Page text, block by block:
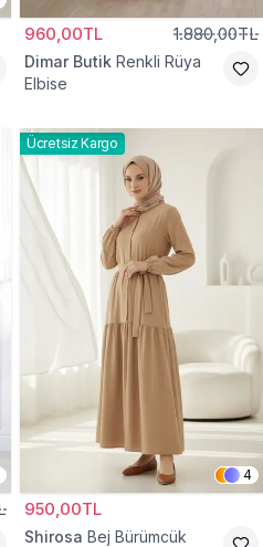
960,00TL 1.880,00TL
Dimar Butik Renkli Rüya
Elbise
Ücretsiz Kargo
4
950,00TL
Shirosa Bej Bürümcük